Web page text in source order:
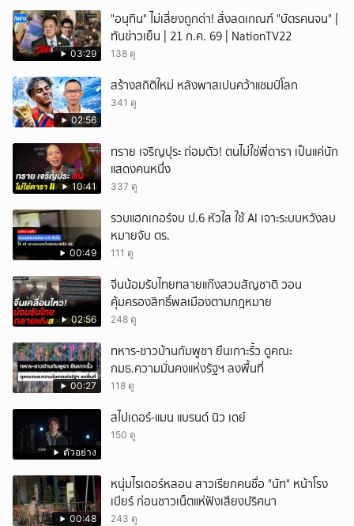
03:29
"อนุทิน" ไม่เสี่ยงถูกด่า! สั่งลดเกณฑ์ "บัตรคนจน" |
ทันข่าวเย็น | 21 ก.ค. 69 | NationTV22
138 ดู
02:56
สร้างสถิติใหม่ หลังพาสเปนคว้าแชมป์โลก
341 ดู
10:41
ทราย เจริญปุระ ถ่อมตัว! ตนไม่ใช่พี่ดารา เป็นแค่นัก
แสดงคนหนึ่ง
337 ดู
00:49
รวบแฮกเกอร์จบ ป.6 หัวใส ใช้ AI เจาะระบบหวังลบ
หมายจับ ตร.
111 ดู
02:56
จีนน้อมรับไทยทลายแก๊งสวมสัญชาติ วอน
คุ้มครองสิทธิ์พลเมืองตามกฎหมาย
248 ดู
00:27
ทหาร-ชาวบ้านกัมพูชา ยืนเกาะรั้ว ดูคณะ
กมธ.ความมั่นคงแห่งรัฐฯ ลงพื้นที่
118 ดู
ตัวอย่าง
สไปเดอร์-แมน แบรนด์ นิว เดย์
150 ดู
00:48
หนุ่มไรเดอร์หลอน สาวเรียกคนชื่อ "นัท" หน้าโรง
เบียร์ ก่อนชาวเน็ตแห่ฟังเสียงปริศนา
243 ดู